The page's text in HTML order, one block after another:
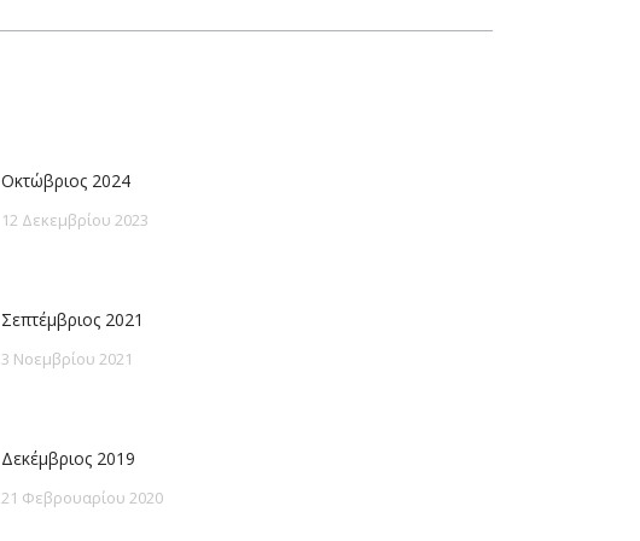
Οκτώβριος 2024
12 Δεκεμβρίου 2023
Σεπτέμβριος 2021
3 Νοεμβρίου 2021
Δεκέμβριος 2019
21 Φεβρουαρίου 2020